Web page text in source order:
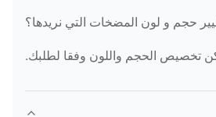
تخصيص الحجم واللون وفقا لطلبك.